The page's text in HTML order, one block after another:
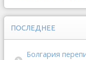
ПОСЛЕДНЕЕ
Болгария